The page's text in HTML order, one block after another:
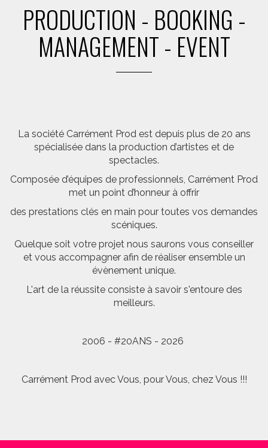
PRODUCTION - BOOKING -
MANAGEMENT - EVENT
La société Carrément Prod est depuis plus de 20 ans
spécialisée dans la production d’artistes et de
spectacles.
Composée d’équipes de professionnels, Carrément Prod
met un point d’honneur à offrir
des prestations clés en main pour toutes vos demandes
scéniques.
Quelque soit votre projet nous saurons vous conseiller
et vous accompagner afin de réaliser ensemble un
évènement unique.
L'art de la réussite consiste à savoir s'entoure des
meilleurs.
2006 - #20ANS - 2026
Carrément Prod avec Vous, pour Vous, chez Vous !!!